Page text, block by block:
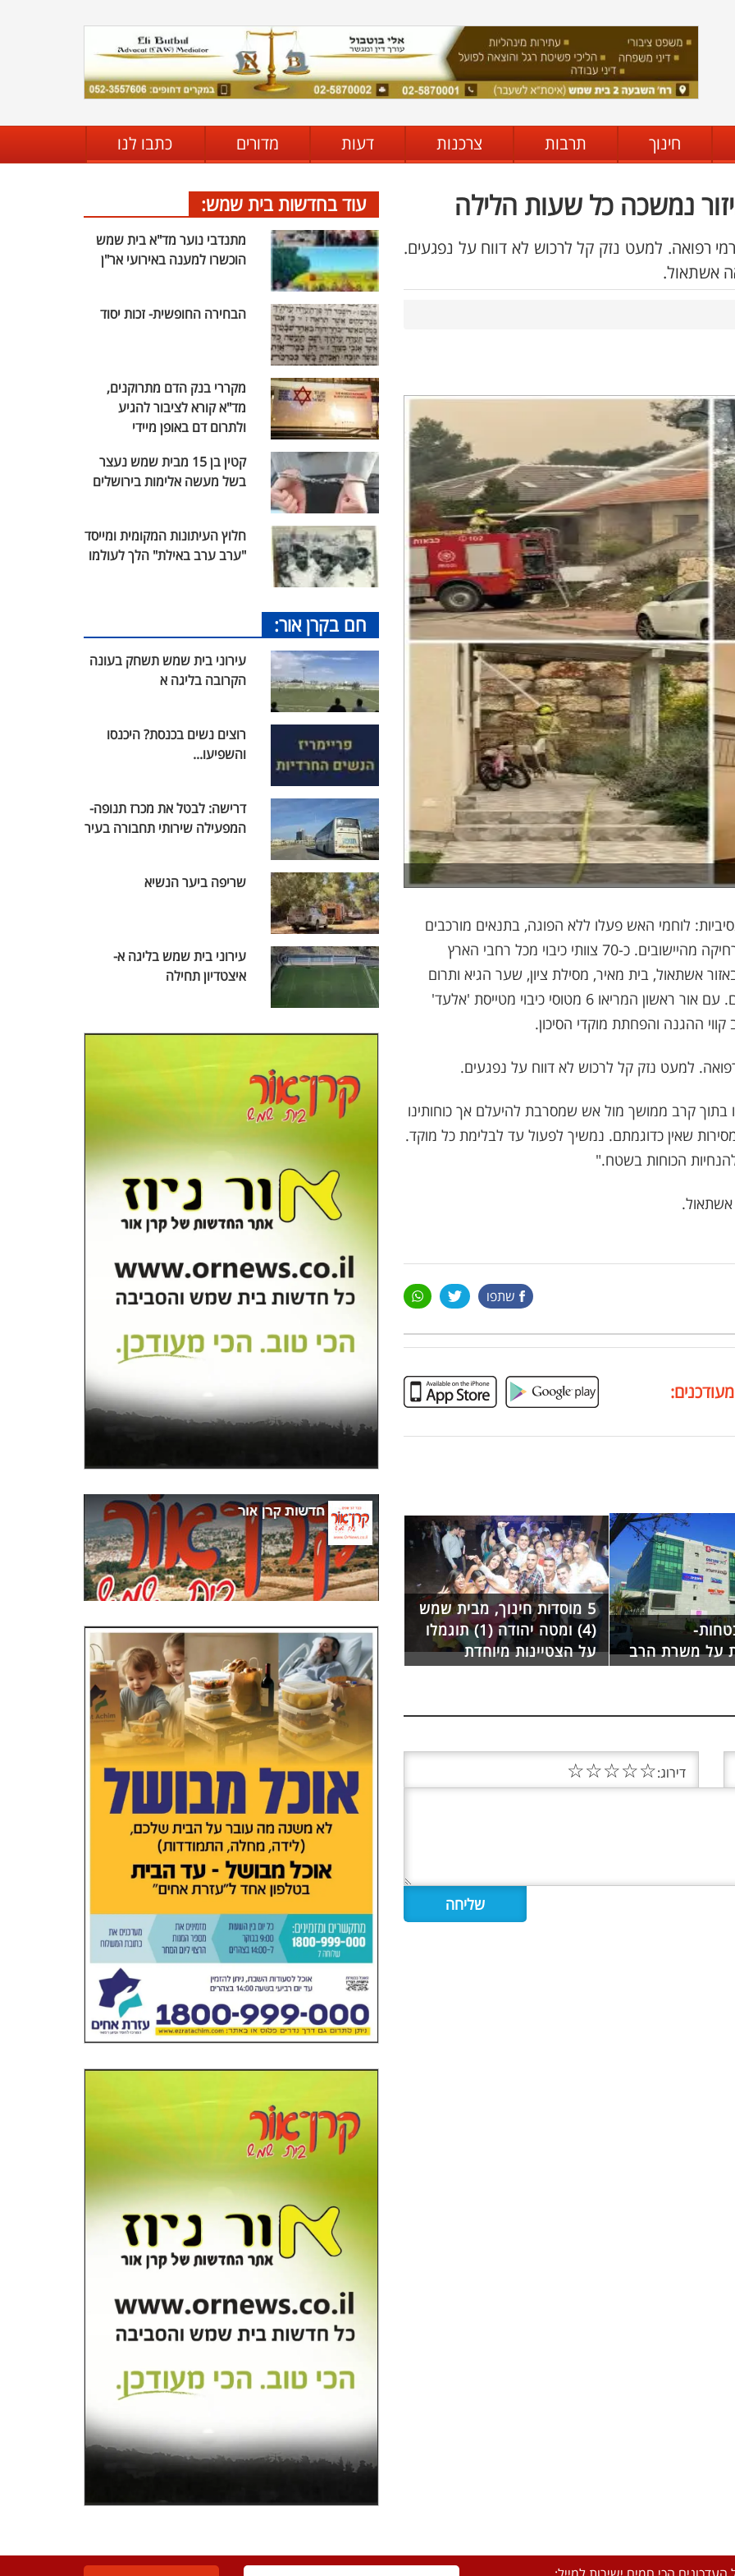
חינוך תרבות צרכנות דעות מדורים כתבו לנו
נמשכה כל שעות הלילה
רפואה. למעט נזק קל לרכוש לא דווח על נפגעים.
אשתאול.
לוחמי האש פעלו ללא הפוגה, בתנאים מורכבים
ובשטח הררי כדי לרסן את התפשטות הבעירה ולהרחיקה מהיישובים. כ-70 צוותי כיבוי מכל רחבי הארץ
אשתאול, בית מאיר, מסילת ציון, שער הגיא ותרום
במאמץ לבלום את קווי האש ולמנוע את התחדשותם. עם אור ראשון המריאו 6 מטוסי כיבוי מטייסת 'אלעד'
ההגנה והפחתת מוקדי הסיכון.
למעט נזק קל לרכוש לא דווח על נפגעים.
בתוך קרב ממושך מול אש שמסרבת להיעלם אך כוחותינו
שאין כדוגמתם. נמשיך לפעול עד לבלימת כל מוקד.
הכוחות בשטח."
שתפו
על משרת הרב
5 מוסדות חינוך, מבית שמש
(4) ומטה יהודה (1) תוגמלו
על הצטיינות מיוחדת
דירוג:☆
☆
☆
☆
☆
עוד בחדשות בית שמש:
מתנדבי נוער מד"א בית שמש
הוכשרו למענה באירועי אר"ן
הבחירה החופשית- זכות יסוד
מקררי בנק הדם מתרוקנים,
מד"א קורא לציבור להגיע
ולתרום דם באופן מיידי
קטין בן 15 מבית שמש נעצר
בשל מעשה אלימות בירושלים
חלוץ העיתונות המקומית ומייסד
"ערב ערב באילת" הלך לעולמו
חם בקרן אור:
עירוני בית שמש תשחק בעונה
הקרובה בליגה א
רוצים נשים בכנסת? היכנסו
והשפיעו...
דרישה: לבטל את מכרז תנופה-
המפעילה שירותי תחבורה בעיר
שריפה ביער הנשיא
עירוני בית שמש בליגה א-
איצטדיון תחילה